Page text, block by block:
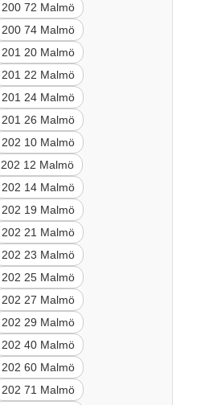
200 72 Malmö
200 74 Malmö
201 20 Malmö
201 22 Malmö
201 24 Malmö
201 26 Malmö
202 10 Malmö
202 12 Malmö
202 14 Malmö
202 19 Malmö
202 21 Malmö
202 23 Malmö
202 25 Malmö
202 27 Malmö
202 29 Malmö
202 40 Malmö
202 60 Malmö
202 71 Malmö